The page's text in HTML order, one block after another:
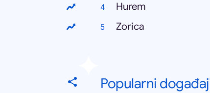
Hurem
Zorica
Popularni